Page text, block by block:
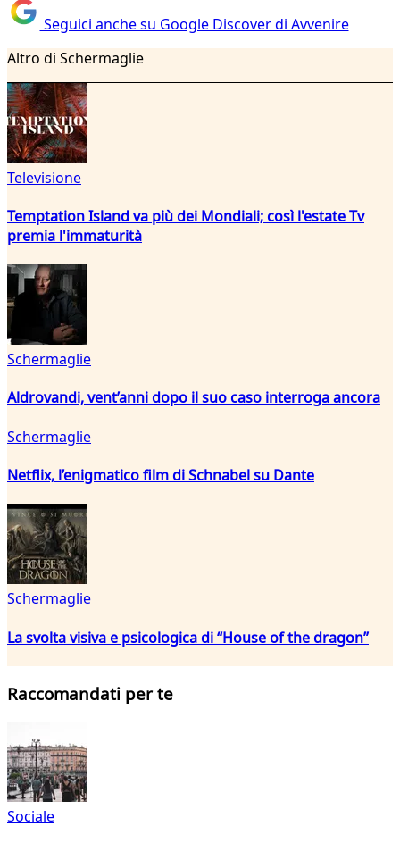
Seguici anche su Google Discover di Avvenire
Altro di Schermaglie
Televisione
Temptation Island va più dei Mondiali; così l'estate Tv
premia l'immaturità
Schermaglie
Aldrovandi, vent’anni dopo il suo caso interroga ancora
Schermaglie
Netflix, l’enigmatico film di Schnabel su Dante
Schermaglie
La svolta visiva e psicologica di “House of the dragon”
Raccomandati per te
Sociale